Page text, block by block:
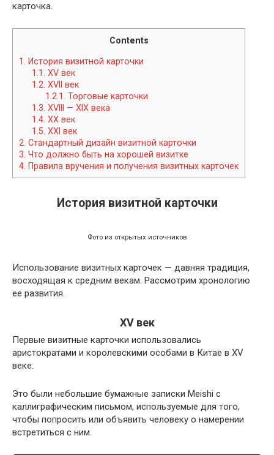
карточка.
Contents
1.
История визитной карточки
1.1.
XV век
1.2. XVII век
1.2.1.
Торговые карточки
1.3. XVIII — XIX века
1.4. XX век
1.5. XXI век
2. Стандартный дизайн визитной карточки
3. Что должно быть на хорошей визитке
4. Правила вручения и получения визитных карточек
История визитной карточки
Фото из открытых источников
Использование визитных карточек — давняя традиция,
восходящая к средним векам. Рассмотрим хронологию
ее развития.
XV век
Первые визитные карточки использовались
аристократами и королевскими особами в Китае в XV
веке.
Это были небольшие бумажные записки Meishi с
каллиграфическим письмом, используемые для того,
чтобы попросить или объявить человеку о намерении
встретиться с ним.